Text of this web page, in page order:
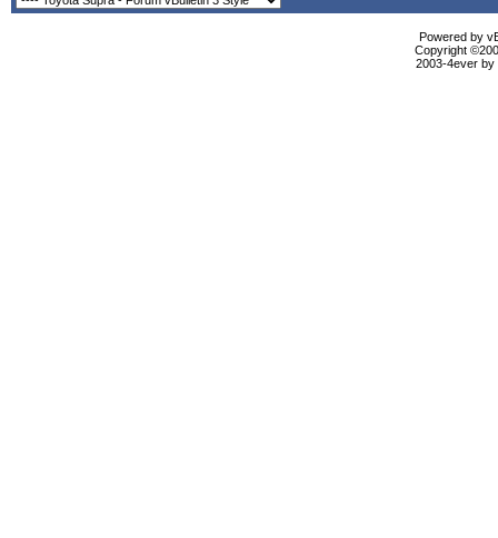
Powered by
Copyright
2003-4ever by